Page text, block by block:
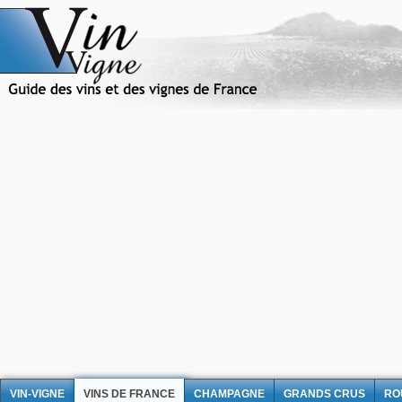
VIN-VIGNE VINS DE FRANCE CHAMPAGNE GRANDS CRUS